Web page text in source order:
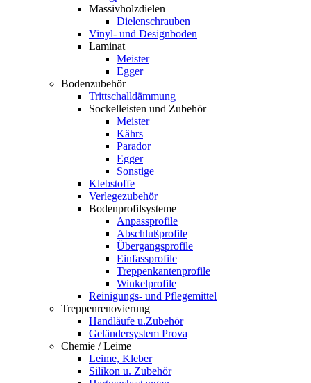
Massivholzdielen
Dielenschrauben
Vinyl- und Designboden
Laminat
Meister
Egger
Bodenzubehör
Trittschalldämmung
Sockelleisten und Zubehör
Meister
Kährs
Parador
Egger
Sonstige
Klebstoffe
Verlegezubehör
Bodenprofilsysteme
Anpassprofile
Abschlußprofile
Übergangsprofile
Einfassprofile
Treppenkantenprofile
Winkelprofile
Reinigungs- und Pflegemittel
Treppenrenovierung
Handläufe u.Zubehör
Geländersystem Prova
Chemie / Leime
Leime, Kleber
Silikon u. Zubehör